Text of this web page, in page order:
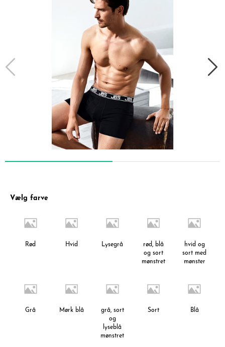
Vælg farve
Rød Hvid Lysegrå
rød, blå
og sort
mønstret
hvid og
sort med
mønster
Grå Mørk blå
grå, sort
og
lyseblå
mønstret
Sort Blå